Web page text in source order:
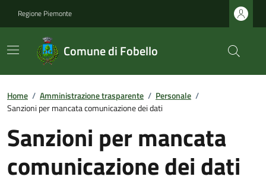
Regione Piemonte
Comune di Fobello
Home / Amministrazione trasparente / Personale /
Sanzioni per mancata comunicazione dei dati
Sanzioni per mancata
comunicazione dei dati